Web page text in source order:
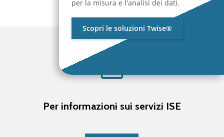
Per informazioni sui servizi ISE
per la misura e l'analisi dei dati.
Scopri le soluzioni Twise®